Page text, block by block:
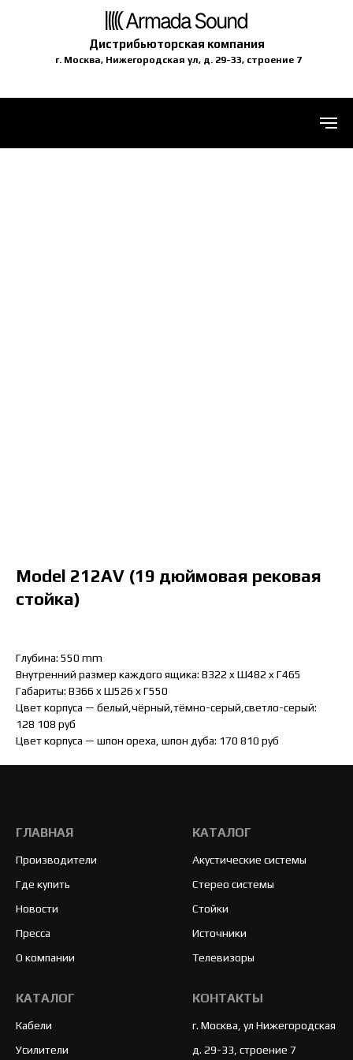
Дистрибьюторская компания
г. Москва, Нижегородская ул, д. 29-33, строение 7
Model 212AV (19 дюймовая рековая
стойка)
Глубина: 550 mm
Внутренний размер каждого ящика: B322 x Ш482 x Г465
Габариты: B366 x Ш526 x Г550
Цвет корпуса — белый,чёрный,тёмно-серый,светло-серый:
128 108 руб
Цвет корпуса — шпон ореха, шпон дуба: 170 810 руб
ГЛАВНАЯ
Производители
Где купить
Новости
Пресса
О компании
КАТАЛОГ
Акустические системы
Стерео системы
Стойки
Источники
Телевизоры
КАТАЛОГ
Кабели
Усилители
КОНТАКТЫ
г. Москва, ул Нижегородская
д. 29-33, строение 7